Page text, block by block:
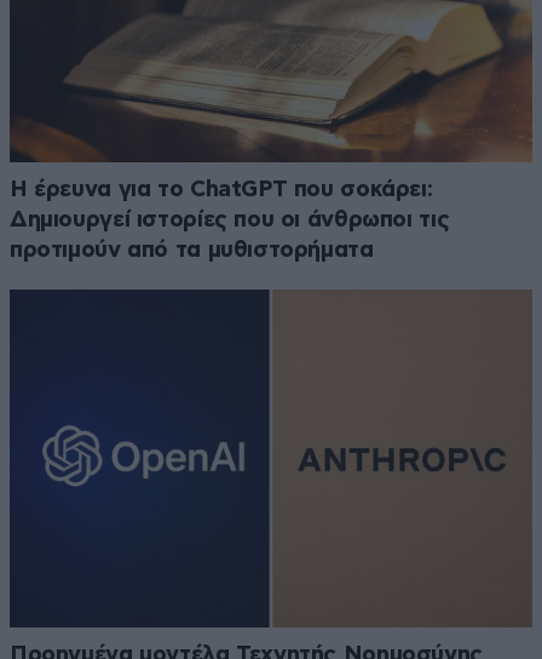
H έρευνα για το ChatGPT που σοκάρει:
Δημιουργεί ιστορίες που οι άνθρωποι τις
προτιμούν από τα μυθιστορήματα